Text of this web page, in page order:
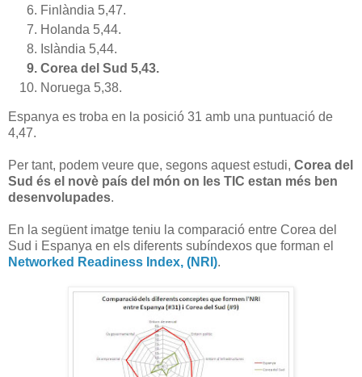
Finlàndia 5,47.
Holanda 5,44.
Islàndia 5,44.
Corea del Sud 5,43.
Noruega 5,38.
Espanya es troba en la posició 31 amb una puntuació de
4,47.
Per tant, podem veure que, segons aquest estudi, Corea del
Sud és el novè país del món on les TIC estan més ben
desenvolupades.
En la següent imatge teniu la comparació entre Corea del
Sud i Espanya en els diferents subíndexos que forman el
Networked Readiness Index, (NRI).